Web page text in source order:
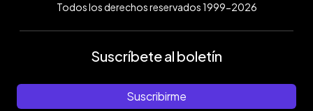
Todos los derechos reservados 1999-2026
Suscríbete al boletín
Suscribirme